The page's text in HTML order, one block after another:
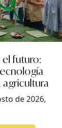
el futuro:
agricultura
de 2026,